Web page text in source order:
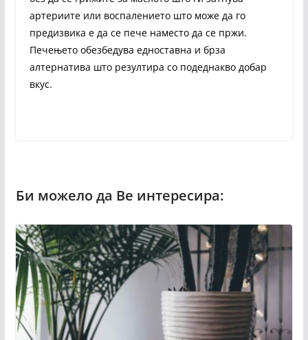
артериите или воспалението што може да го
предизвика е да се пече наместо да се пржи.
Печењето обезбедува едноставна и брза
алтернатива што резултира со подеднакво добар
вкус.